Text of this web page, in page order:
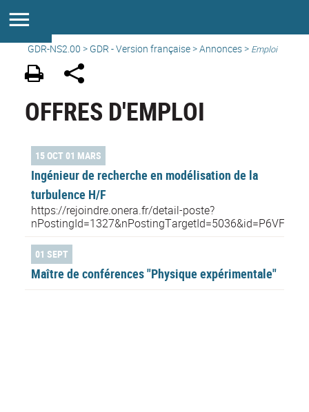
GDR-NS2.00 > GDR - Version française>Annonces> Emploi
OFFRES D'EMPLOI
15 OCT 01 MARS
Ingénieur de recherche en modélisation de la
turbulence H/F
https://rejoindre.onera.fr/detail-poste?
01 SEPT
Maître de conférences "Physique expérimentale"